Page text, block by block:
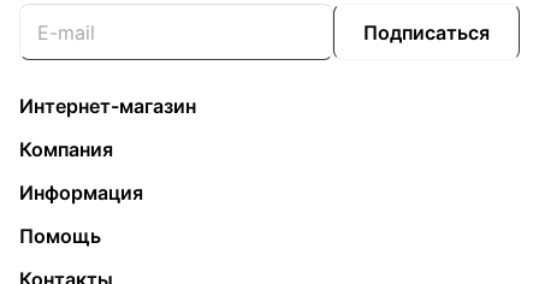
Подписаться
Интернет-магазин
Компания
Информация
Помощь
Контакты